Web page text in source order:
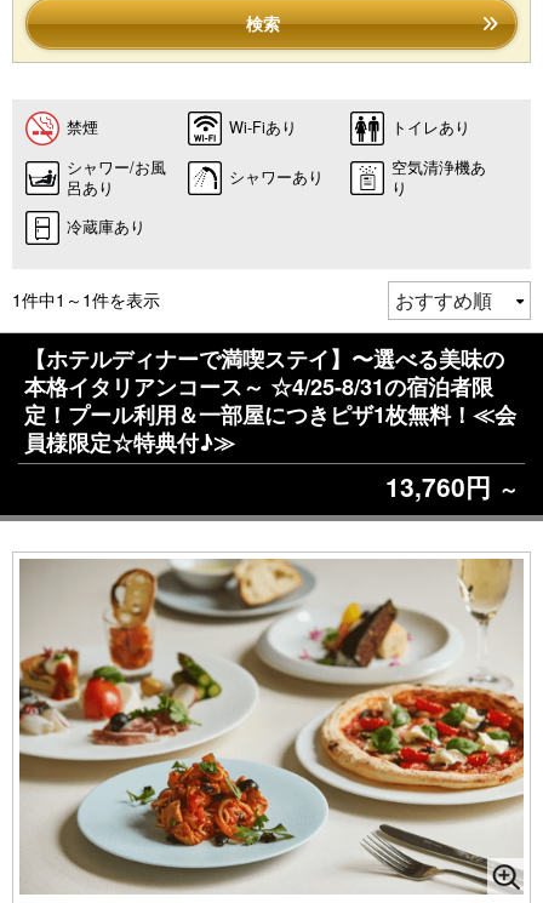
検索
禁煙 Wi-Fiあり
トイレあり
シャワー/お風
呂あり
シャワーあり
空気清浄機あ
り
冷蔵庫あり
1件中1～1件を表示
【ホテルディナーで満喫ステイ】〜選べる美味の
本格イタリアンコース～ ☆4/25-8/31の宿泊者限
定！プール利用＆一部屋につきピザ1枚無料！≪会
員様限定☆特典付♪≫
13,760円 ～